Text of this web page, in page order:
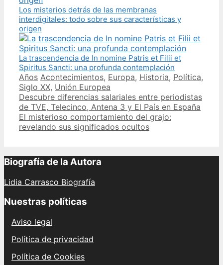
Los misterios detrás de las membranas
interdigitales: todo sobre sus características y
origen
La trascendencia de In nomine Patris et Filii et
Spiritus Sancti: una profunda contemplación
Categories
Años Tags
Acontecimientos, Europa, Historia, Política,
Siglo XX, Unión Europea
Post
navigation
Descubre diferencias salariales entre periodistas
de TVE, Telecinco, Antena 3 y El País en España
El misterioso comportamiento del grajo:
revelando sus significados ocultos
Biografía de la Autora
Lidia Carrasco Biografía
Nuestras políticas
Aviso legal
Política de privacidad
Política de Cookies